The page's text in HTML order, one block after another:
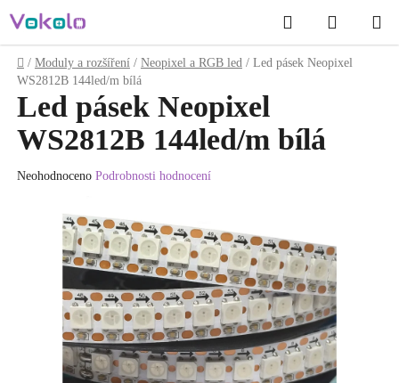
na
obsah
Hledat
KOŠÍK
Domů
/ Moduly a rozšíření / Neopixel a RGB led / Led pásek Neopixel
WS2812B 144led/m bílá
Led pásek Neopixel
WS2812B 144led/m bílá
Průměrné
hvězdiček.
Neohodnoceno Podrobnosti hodnocení